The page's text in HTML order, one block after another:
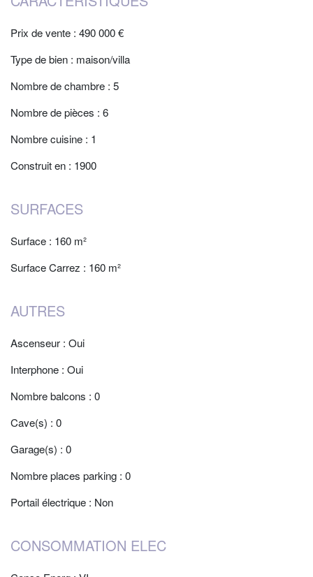
Prix de vente : 490 000 €
Type de bien : maison/villa
Nombre de chambre : 5
Nombre de pièces : 6
Nombre cuisine : 1
Construit en : 1900
SURFACES
Surface : 160 m²
Surface Carrez : 160 m²
AUTRES
Ascenseur : Oui
Interphone : Oui
Nombre balcons : 0
Cave(s) : 0
Garage(s) : 0
Nombre places parking : 0
Portail électrique : Non
CONSOMMATION ELEC